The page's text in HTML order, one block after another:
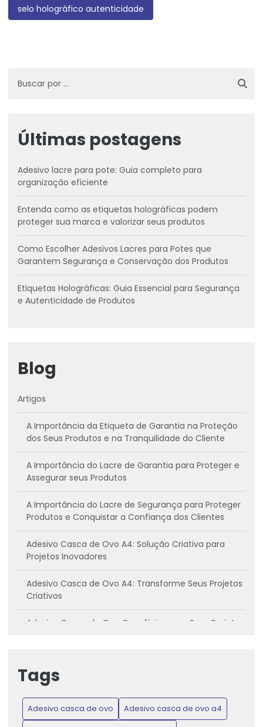
selo holográfico autenticidade
Últimas postagens
Adesivo lacre para pote: Guia completo para
organização eficiente
Entenda como as etiquetas holográficas podem
proteger sua marca e valorizar seus produtos
Como Escolher Adesivos Lacres para Potes que
Garantem Segurança e Conservação dos Produtos
Etiquetas Holográficas: Guia Essencial para Segurança
e Autenticidade de Produtos
Blog
Artigos
A Importância da Etiqueta de Garantia na Proteção
dos Seus Produtos e na Tranquilidade do Cliente
A Importância do Lacre de Garantia para Proteger e
Assegurar seus Produtos
A Importância do Lacre de Segurança para Proteger
Produtos e Conquistar a Confiança dos Clientes
Adesivo Casca de Ovo A4: Solução Criativa para
Projetos Inovadores
Adesivo Casca de Ovo A4: Transforme Seus Projetos
Criativos
Adesivo Casca de Ovo: Benefícios para Seus Projetos
como utilizar
Adesivo Casca de Ovo: Inovação para Projetos
Criativos e Práticos
Tags
Adesivo casca de ovo
Adesivo casca de ovo a4